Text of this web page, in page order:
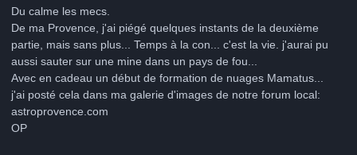
Du calme les mecs.
De ma Provence, j'ai piégé quelques instants de la deuxième
partie, mais sans plus... Temps à la con... c'est la vie. j'aurai pu
aussi sauter sur une mine dans un pays de fou...
Avec en cadeau un début de formation de nuages Mamatus...
j'ai posté cela dans ma galerie d'images de notre forum local:
astroprovence.com
OP